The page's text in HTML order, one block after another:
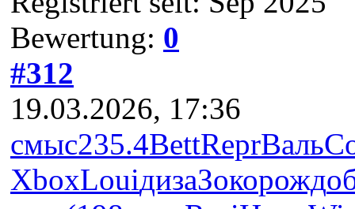
Bewertung: 0
#312
19.03.2026, 17:36
смыс235.4BettReprВаль
XboxLouiдизаЗокорожд